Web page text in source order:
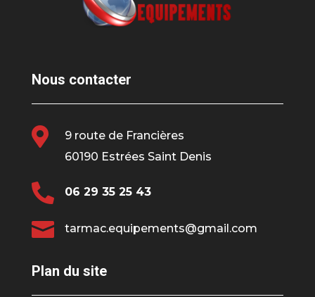
Nous contacter

9 route de Francières
60190 Estrées Saint Denis
 06 29 35 25 43
 tarmac.equipements@gmail.com
Plan du site